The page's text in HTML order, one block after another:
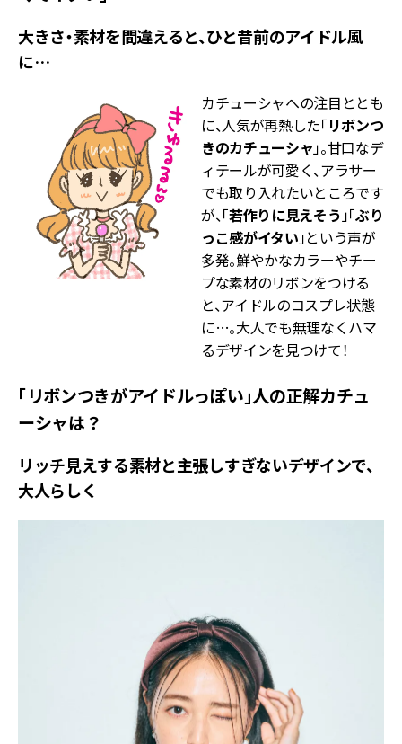
大きさ・素材を間違えると、ひと昔前のアイドル風
に…
カチューシャへの注目ととも
に、人気が再熱した「リボンつ
きのカチューシャ」。甘口なデ
ィテールが可愛く、アラサー
でも取り入れたいところです
が、「若作りに見えそう」「ぶり
っこ感がイタい」という声が
多発。鮮やかなカラーやチー
プな素材のリボンをつける
と、アイドルのコスプレ状態
に…。大人でも無理なくハマ
るデザインを見つけて！
「リボンつきがアイドルっぽい」人の正解カチュ
ーシャは？
リッチ見えする素材と主張しすぎないデザインで、
大人らしく